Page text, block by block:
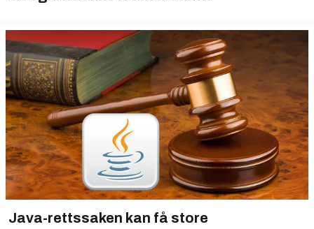
Java-rettssaken kan få store